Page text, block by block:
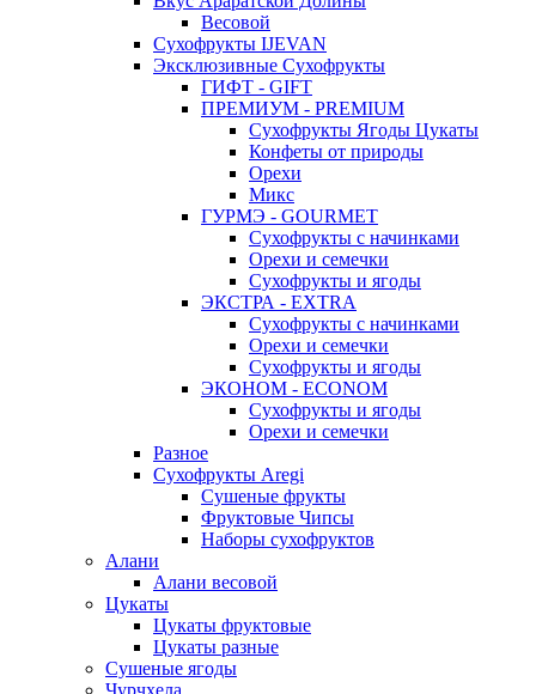
Весовой
Сухофрукты IJEVAN
Эксклюзивные Сухофрукты
ГИФТ - GIFT
ПРЕМИУМ - PREMIUM
Сухофрукты Ягоды Цукаты
Конфеты от природы
Орехи
Микс
ГУРМЭ - GOURMET
Сухофрукты с начинками
Орехи и семечки
Сухофрукты и ягоды
ЭКСТРА - EXTRA
Сухофрукты с начинками
Орехи и семечки
Сухофрукты и ягоды
ЭКОНОМ - ECONOM
Сухофрукты и ягоды
Орехи и семечки
Разное
Сухофрукты Aregi
Сушеные фрукты
Фруктовые Чипсы
Наборы сухофруктов
Алани
Алани весовой
Цукаты
Цукаты фруктовые
Цукаты разные
Сушеные ягоды
Чурчхела